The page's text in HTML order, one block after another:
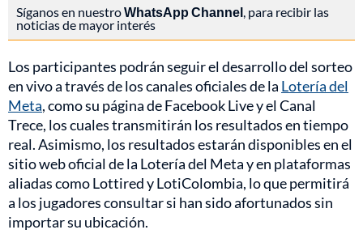
Síganos en nuestroWhatsApp Channel, para recibir las
noticias de mayor interés
Los participantes podrán seguir el desarrollo del sorteo
en vivo a través de los canales oficiales de la Lotería del
Meta, como su página de Facebook Live y el Canal
Trece, los cuales transmitirán los resultados en tiempo
real. Asimismo, los resultados estarán disponibles en el
sitio web oficial de la Lotería del Meta y en plataformas
aliadas como Lottired y LotiColombia, lo que permitirá
a los jugadores consultar si han sido afortunados sin
importar su ubicación.